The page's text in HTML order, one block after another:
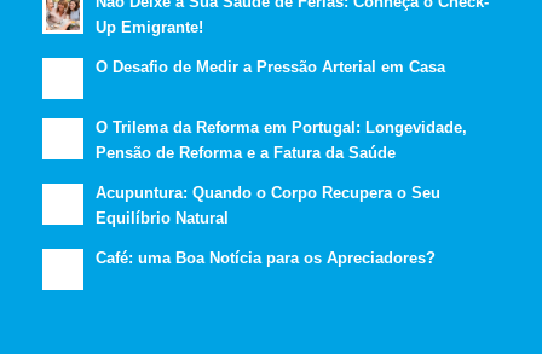
Up Emigrante!
O Desafio de Medir a Pressão Arterial em Casa
O Trilema da Reforma em Portugal: Longevidade,
Pensão de Reforma e a Fatura da Saúde
Acupuntura: Quando o Corpo Recupera o Seu
Equilíbrio Natural
Café: uma Boa Notícia para os Apreciadores?